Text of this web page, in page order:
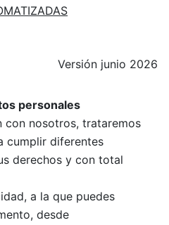
Versión junio 2026
personales
con nosotros, trataremos
cumplir diferentes
derechos y con total
a la que puedes
desde